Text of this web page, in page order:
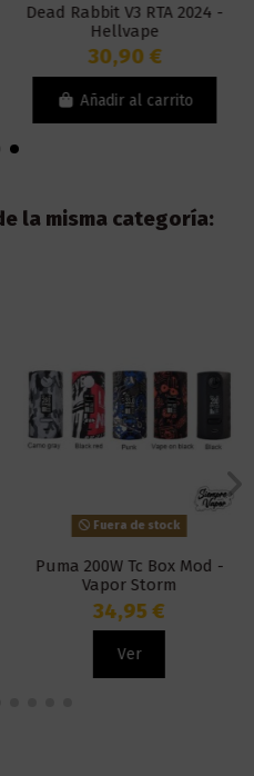
Dead Rabbit V3 RTA 2024 -
Hellvape
30,90 €
Añadir al carrito
la misma categoría:
Fuera de stock
Puma 200W Tc Box Mod -
Vapor Storm
34,95 €
Ver